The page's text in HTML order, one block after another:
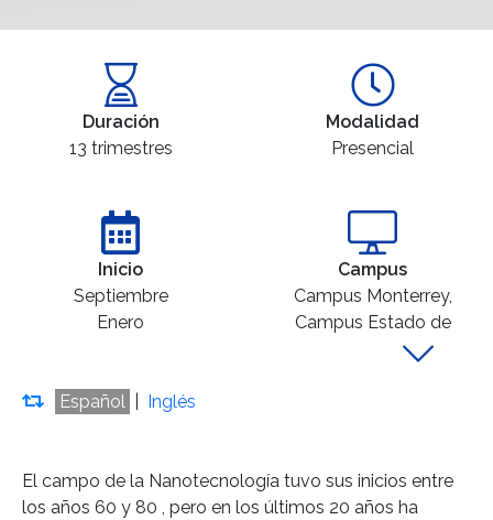
Duración
13 trimestres
Modalidad
Presencial
Inicio
Septiembre
Enero
Campus
Campus Monterrey,
Campus Estado de
Español Inglés
El campo de la Nanotecnología tuvo sus inicios entre
los años 60 y 80 , pero en los últimos 20 años ha